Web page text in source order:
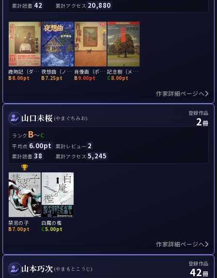
累計読書 42 累計アクセス 20,880
歳時記（ダイアリイ）
B8.00pt
夜想曲（ノクターン）
B7.25pt
肖像画（ポートレイト）
B9.00pt
記念樹（メモリアル・トゥリー）
C8.00pt
作家詳細ページへ
山口未桜 (やまぐちみお)
登録作品
2冊
ランク B～C
平均点 6.00pt 累計レビュー 2
累計読書 38 累計アクセス 5,245
禁忌の子
B7.00pt
白魔の檻
C5.00pt
作家詳細ページへ
山本巧次 (やまもとこうじ)
登録作品
42冊